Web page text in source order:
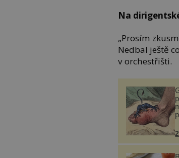
Na
„Prosím
Nedbal ještě
v orchestřišti.